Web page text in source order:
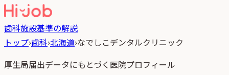
歯科施設基準の解説
トップ›歯科›北海道›なでしこデンタルクリニック
厚生局届出データにもとづく医院プロフィール